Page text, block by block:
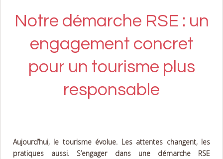
Notre démarche RSE : un
engagement concret
pour un tourisme plus
responsable
Aujourd’hui, le tourisme évolue. Les attentes changent, les
pratiques aussi. S’engager dans une démarche RSE